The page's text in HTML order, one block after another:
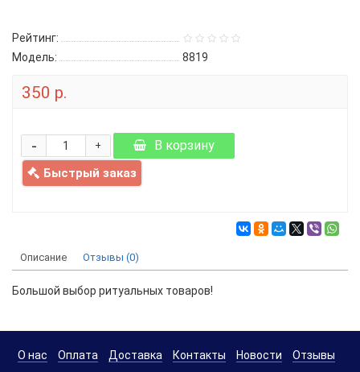
Рейтинг:
Модель:
8819
350 р.
+
- В корзину
Быстрый заказ
Описание Отзывы (0)
Большой выбор ритуальных товаров!
О нас Оплата Доставка Контакты Новости Отзывы